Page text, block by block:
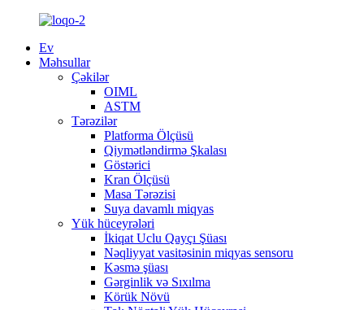
Ev
Məhsullar
Çəkilər
OIML
ASTM
Tərəzilər
Platforma Ölçüsü
Qiymətləndirmə Şkalası
Göstərici
Kran Ölçüsü
Masa Tərəzisi
Suya davamlı miqyas
Yük hüceyrələri
İkiqat Uclu Qayçı Şüası
Nəqliyyat vasitəsinin miqyas sensoru
Kəsmə şüası
Gərginlik və Sıxılma
Körük Növü